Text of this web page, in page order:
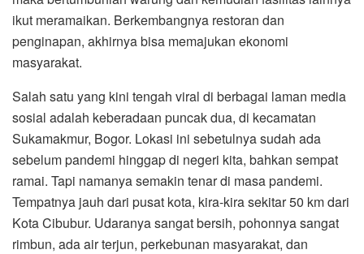
ikut meramaikan. Berkembangnya restoran dan
penginapan, akhirnya bisa memajukan ekonomi
masyarakat.
Salah satu yang kini tengah viral di berbagai laman media
sosial adalah keberadaan puncak dua, di kecamatan
Sukamakmur, Bogor. Lokasi ini sebetulnya sudah ada
sebelum pandemi hinggap di negeri kita, bahkan sempat
ramai. Tapi namanya semakin tenar di masa pandemi.
Tempatnya jauh dari pusat kota, kira-kira sekitar 50 km dari
Kota Cibubur. Udaranya sangat bersih, pohonnya sangat
rimbun, ada air terjun, perkebunan masyarakat, dan